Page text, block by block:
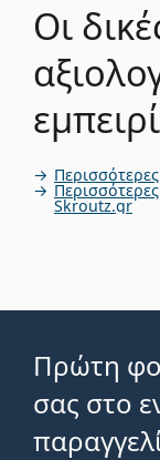
Οι
Skroutz.gr
Πρώτη
σας στο